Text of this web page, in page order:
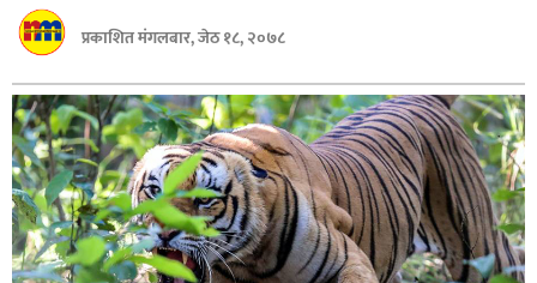
गण्डकी
बागमती
कर्णाली
सुदूरपश्चिम
मधेश
विशेष
प्रकाशित मंगलबार, जेठ १८, २०७८